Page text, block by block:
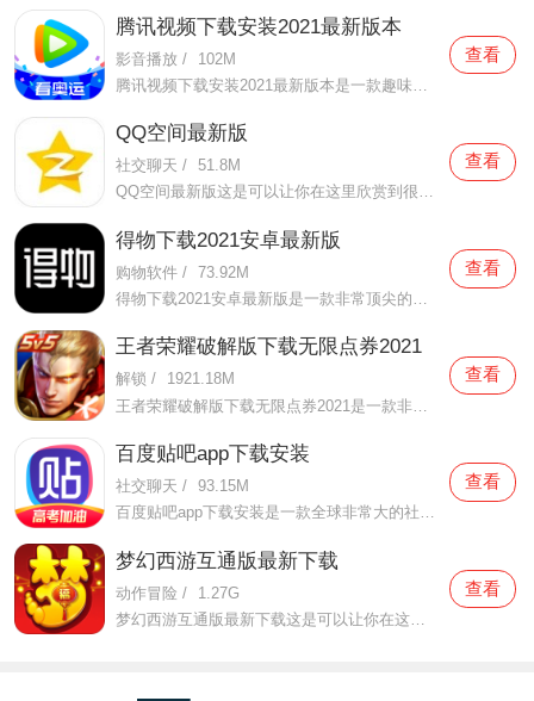
腾讯视频下载安装2021最新版本
影音播放 /
102M
查看
QQ空间最新版
社交聊天 / 51.8M
QQ空间最新版这是可以让你在这里欣赏到很多优质的内容欣赏体验的手机视频软件，在这里的内容有很多都是好友的动态，而且还有很多的互动功能可以让你跟好友之间的亲密度再次提升，大家在这里可以感受到很多优质的社交和很多有趣的心情分享，不仅可以跟人互动，这软件也是自己
查看
得物下载2021安卓最新版
购物软件 / 73.92M
查看
王者荣耀破解版下载无限点券2021
解锁 /
1921.18M
王者荣耀破解版下载无限点券2021是一款非常火热的手机游戏。在这款王者荣耀破解版下载无限点券2021中有着非常好用的辅助工具，在这里面你可以轻轻松松就获得点券的使用，而且还是可以无限使用的哦，完全没有受限制，只要你下载了这款王者荣耀破解版下载无限点券2021之后就可以
查看
百度贴吧app下载安装
社交聊天 / 93.15M
百度贴吧app下载安装是一款全球非常大的社交软件。在这款百度贴吧app下载安装里面汇聚了很多有共同兴趣的小伙伴们，在这里面有各种你会感兴趣的兴趣贴，同时你也会发现这里面有非常多的共同爱好的小伙伴，在这里面你还可以和他们一起玩耍，一起在帖子里畅所欲言，发挥你的脑
查看
梦幻西游互通版最新下载
动作冒险 /
1.27G
梦幻西游互通版最新下载这是可以让你在这里得到很多不一样的快乐互动内容的手机软件，不只是可以自由的去欣赏到很多不一样的欢乐内容，还有各种精彩的战斗模式可以给你全新的体验，大家在这里还可以自由的和很多的小伙伴们一起开心的进行各种战斗，进行有趣的开黑，感受到
查看